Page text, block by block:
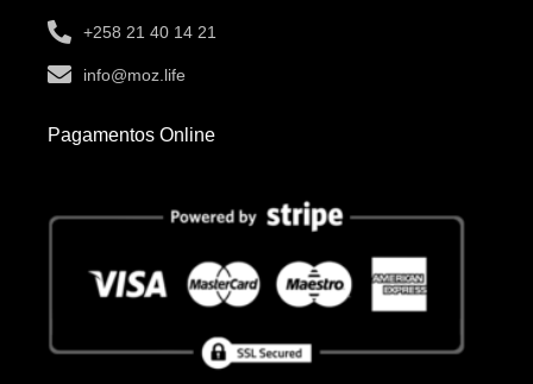
+258 21 40 14 21
info@moz.life
Pagamentos Online